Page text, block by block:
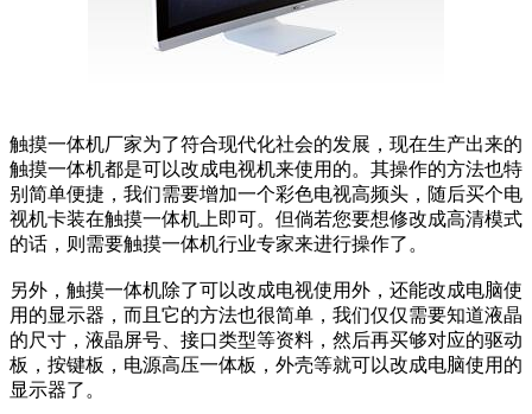
触摸一体机厂家为了符合现代化社会的发展，现在生产出来的
触摸一体机都是可以改成电视机来使用的。其操作的方法也特
别简单便捷，我们需要增加一个彩色电视高频头，随后买个电
视机卡装在触摸一体机上即可。但倘若您要想修改成高清模式
的话，则需要触摸一体机行业专家来进行操作了。
另外，触摸一体机除了可以改成电视使用外，还能改成电脑使
用的显示器，而且它的方法也很简单，我们仅仅需要知道液晶
的尺寸，液晶屏号、接口类型等资料，然后再买够对应的驱动
板，按键板，电源高压一体板，外壳等就可以改成电脑使用的
显示器了。